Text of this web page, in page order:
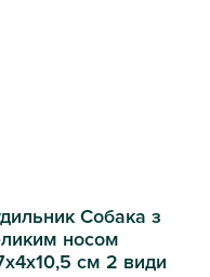
Собака з
носом
см 2 види